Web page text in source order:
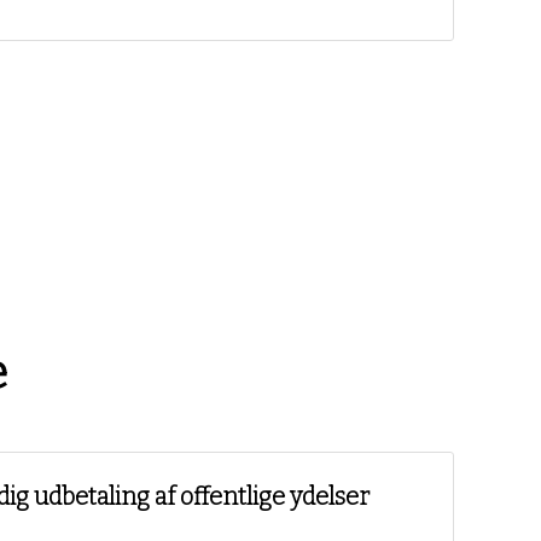
udbetaling af offentlige ydelser